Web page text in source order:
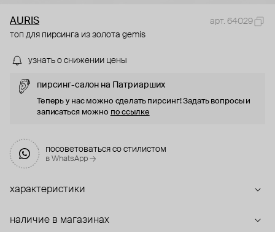
AURIS
арт. 64029
топ для пирсинга из золота gemis
узнать о снижении цены
пирсинг-салон на Патриарших
Теперь у нас можно сделать пирсинг! Задать вопросы и
записаться можно по ссылке
посоветоваться со стилистом
в WhatsApp →
характеристики
наличие в магазинах